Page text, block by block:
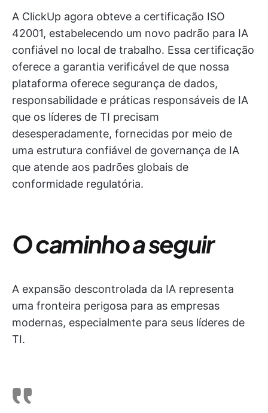
A ClickUp agora obteve a certificação ISO
42001, estabelecendo um novo padrão para IA
confiável no local de trabalho. Essa certificação
oferece a garantia verificável de que nossa
plataforma oferece segurança de dados,
responsabilidade e práticas responsáveis de IA
que os líderes de TI precisam
desesperadamente, fornecidas por meio de
uma estrutura confiável de governança de IA
que atende aos padrões globais de
conformidade regulatória.
O caminho a seguir
A expansão descontrolada da IA representa
uma fronteira perigosa para as empresas
modernas, especialmente para seus líderes de
TI.